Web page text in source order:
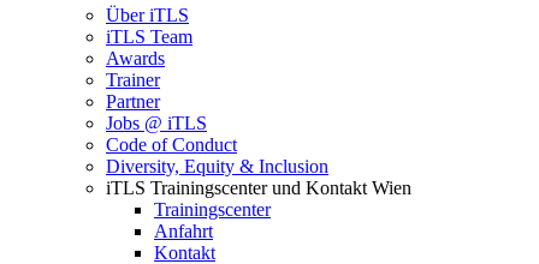
Über iTLS
iTLS Team
Awards
Trainer
Partner
Jobs @ iTLS
Code of Conduct
Diversity, Equity & Inclusion
iTLS Trainingscenter und Kontakt Wien
Trainingscenter
Anfahrt
Kontakt